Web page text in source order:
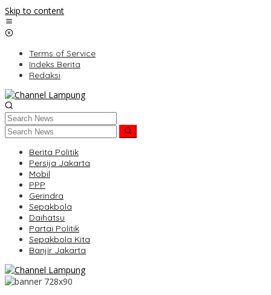
Skip to content
Terms of Service
Indeks Berita
Redaksi
Berita Politik
Persija Jakarta
Mobil
PPP
Gerindra
Sepakbola
Daihatsu
Partai Politik
Sepakbola Kita
Banjir Jakarta